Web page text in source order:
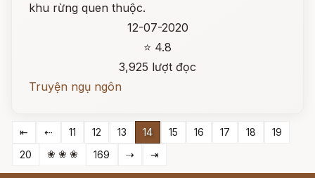
khu rừng quen thuộc.
12-07-2020
⭐ 4.8
3,925 lượt đọc
Truyện ngụ ngôn
⇤ ⇠ 11 12 13 14 15 16 17 18
19
20
❀ ❀ ❀ 169 ⇢ ⇥